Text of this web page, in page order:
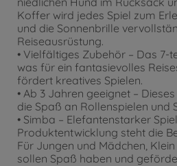
Koffer wird jedes Spiel zum
und die Sonnenbrille
Reiseausrüstung.
• Vielfältiges Zubehör – Das 7-
was für ein fantasievolles
fördert kreatives Spielen.
• Ab 3 Jahren geeignet –
die Spaß an Rollenspielen und
• Simba – Elefantenstarker
Produktentwicklung steht die
Für Jungen und Mädchen,
sollen Spaß haben und